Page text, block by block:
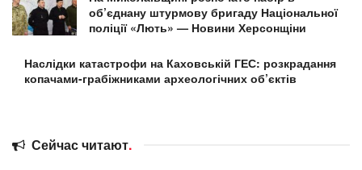
об’єднану штурмову бригаду Національної
поліції «Лють» — Новини Херсонщіни
Наслідки катастрофи на Каховській ГЕС: розкрадання
копачами-грабіжниками археологічних об’єктів
Сейчас читают.